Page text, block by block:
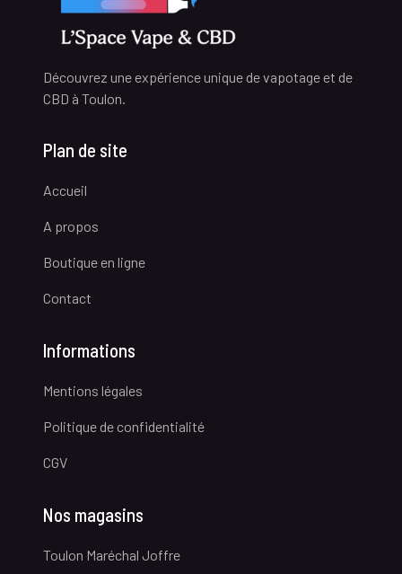
Découvrez une expérience unique de vapotage et de
CBD à Toulon.
Plan de site
Accueil
A propos
Boutique en ligne
Contact
Informations
Mentions légales
Politique de confidentialité
CGV
Nos magasins
Toulon Maréchal Joffre